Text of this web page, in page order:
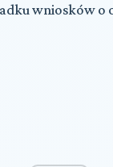
wniosków o